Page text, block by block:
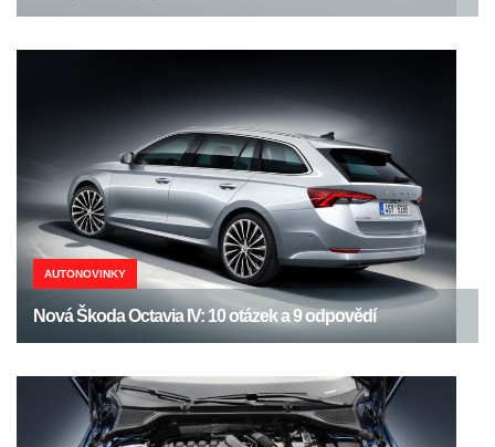
AUTONOVINKY
Nová Škoda Octavia IV: 10 otázek a 9 odpovědí